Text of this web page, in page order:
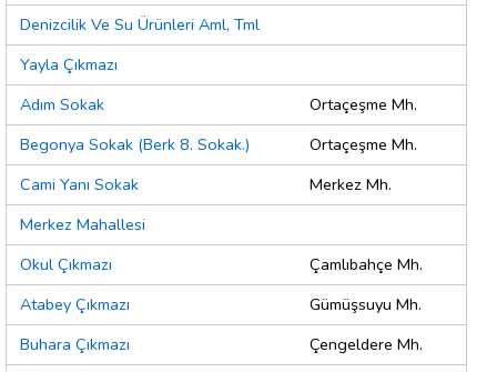
Denizcilik Ve Su Ürünleri Aml, Tml
Yayla Çıkmazı
Adım Sokak
Ortaçeşme Mh.
Begonya Sokak (Berk 8. Sokak.)
Ortaçeşme Mh.
Cami Yanı Sokak
Merkez Mh.
Merkez Mahallesi
Okul Çıkmazı
Çamlıbahçe Mh.
Atabey Çıkmazı
Gümüşsuyu Mh.
Buhara Çıkmazı
Çengeldere Mh.